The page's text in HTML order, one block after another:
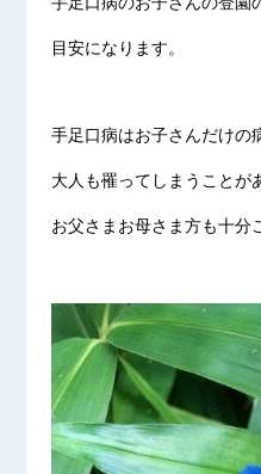
目安になります。
手足口病はお子さんだけの
大人も罹ってしまうことが
お父さまお母さま方も十分